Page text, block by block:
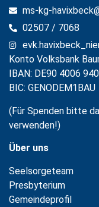
ms-kg-
02507 / 7068
Konto Volksbank
IBAN: DE90 4006
BIC: GENODEM1BAU
(Für Spenden bitte
verwenden!)
Über uns
Seelsorgeteam
Presbyterium
Gemeindeprofil